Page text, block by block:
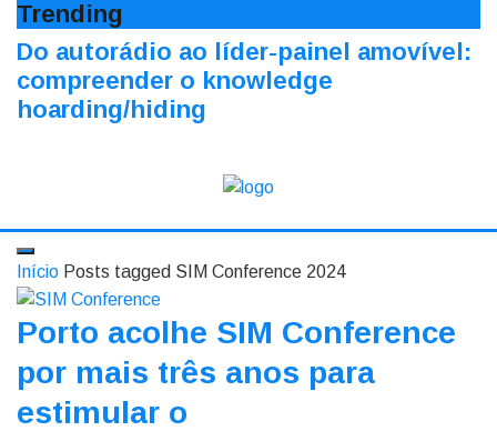
Trending
Do autorádio ao líder-painel amovível:
compreender o knowledge
hoarding/hiding
Início Posts tagged SIM Conference 2024
Porto acolhe SIM Conference
por mais três anos para
estimular o